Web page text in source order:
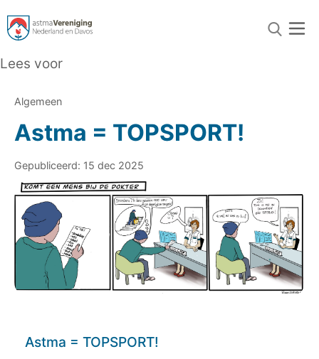
Lees voor
Algemeen
Astma = TOPSPORT!
Gepubliceerd: 15 dec 2025
Astma = TOPSPORT!